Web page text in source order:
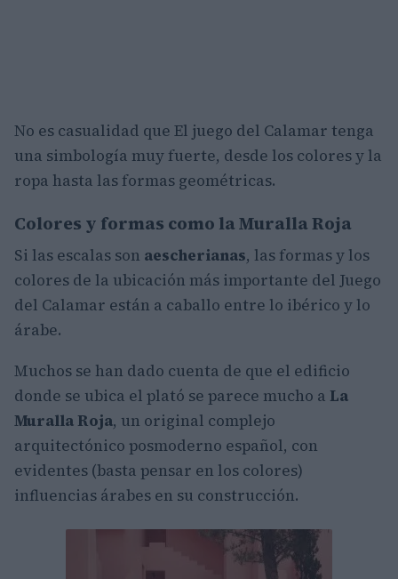
No es casualidad que El juego del Calamar tenga
una simbología muy fuerte, desde los colores y la
ropa hasta las formas geométricas.
Colores y formas como la Muralla Roja
Si las escalas son aescherianas, las formas y los
colores de la ubicación más importante del Juego
del Calamar están a caballo entre lo ibérico y lo
árabe.
Muchos se han dado cuenta de que el edificio
donde se ubica el plató se parece mucho a La
Muralla Roja, un original complejo
arquitectónico posmoderno español, con
evidentes (basta pensar en los colores)
influencias árabes en su construcción.